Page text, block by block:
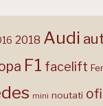
2018 Audi
F1 facelift
mini noutati